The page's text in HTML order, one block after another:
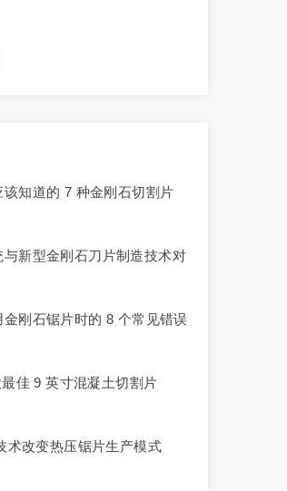
该知道的 7 种金刚石切割片
与新型金刚石刀片制造技术对
金刚石锯片时的 8 个常见错误
佳 9 英寸混凝土切割片
术改变热压锯片生产模式